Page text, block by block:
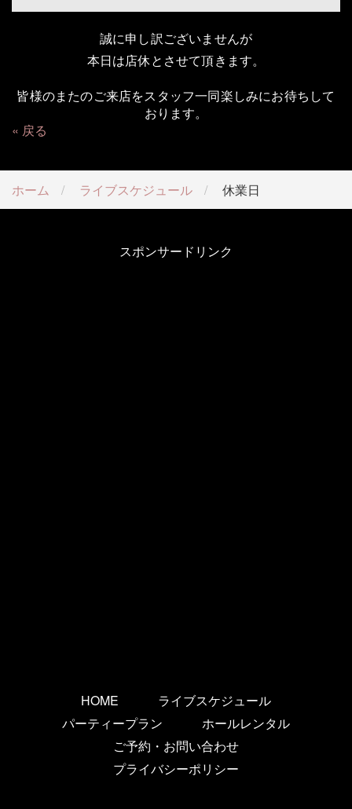
誠に申し訳ございませんが
本日は店休とさせて頂きます。
皆様のまたのご来店をスタッフ一同楽しみにお待ちして
おります。
戻る
ホーム ライブスケジュール 休業日
スポンサードリンク
HOME
ライブスケジュール
パーティープラン
ホールレンタル
ご予約・お問い合わせ
プライバシーポリシー